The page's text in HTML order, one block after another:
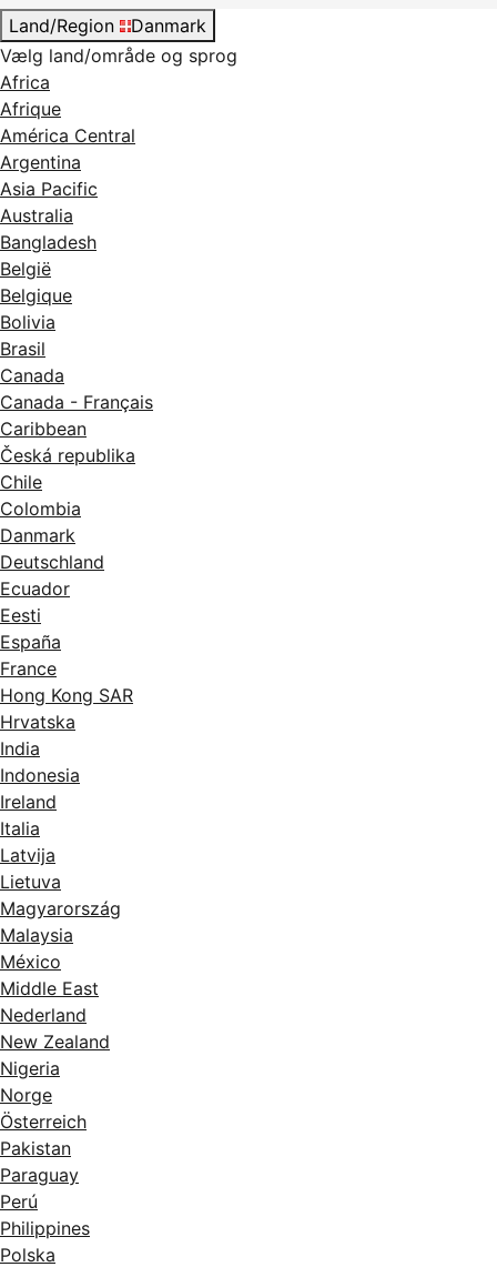
Land/Region
Danmark
Vælg land/område og sprog
Africa
Afrique
América Central
Argentina
Asia Pacific
Australia
Bangladesh
België
Belgique
Bolivia
Brasil
Canada
Canada - Français
Caribbean
Česká republika
Chile
Colombia
Danmark
Deutschland
Ecuador
Eesti
España
France
Hong Kong SAR
Hrvatska
India
Indonesia
Ireland
Italia
Latvija
Lietuva
Magyarország
Malaysia
México
Middle East
Nederland
New Zealand
Nigeria
Norge
Österreich
Pakistan
Paraguay
Perú
Philippines
Polska